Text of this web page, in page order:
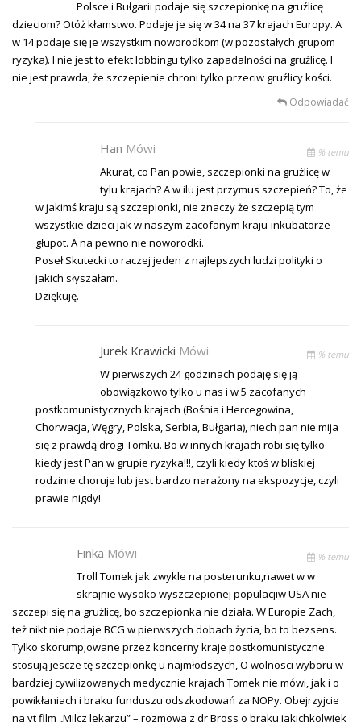
Polsce i Bułgarii podaje się szczepionkę na gruźlicę
dzieciom? Otóż kłamstwo. Podaje je się w 34 na 37 krajach Europy. A
w 14 podaje się je wszystkim noworodkom (w pozostałych grupom
ryzyka). I nie jest to efekt lobbingu tylko zapadalności na gruźlicę. I
nie jest prawda, że szczepienie chroni tylko przeciw gruźlicy kości.
Odpowiadać
Han Mówi % temu
Akurat, co Pan powie, szczepionki na gruźlicę w
tylu krajach? A w ilu jest przymus szczepień? To, że
w jakimś kraju są szczepionki, nie znaczy że szczepią tym
wszystkie dzieci jak w naszym zacofanym kraju-inkubatorze
głupot. A na pewno nie noworodki.
Poseł Skutecki to raczej jeden z najlepszych ludzi polityki o
jakich słyszałam.
Dziękuję.
Jurek Krawicki Mówi % temu
W pierwszych 24 godzinach podaję się ją
obowiązkowo tylko u nas i w 5 zacofanych
postkomunistycznych krajach (Bośnia i Hercegowina,
Chorwacja, Węgry, Polska, Serbia, Bułgaria), niech pan nie mija
się z prawdą drogi Tomku. Bo w innych krajach robi się tylko
kiedy jest Pan w grupie ryzyka!!!, czyli kiedy ktoś w bliskiej
rodzinie choruje lub jest bardzo narażony na ekspozycje, czyli
prawie nigdy!
Finka Mówi % temu
Troll Tomek jak zwykle na posterunku,nawet w w
skrajnie wysoko wyszczepionej populacjiw USA nie
szczepi się na gruźlicę, bo szczepionka nie działa. W Europie Zach,
też nikt nie podaje BCG w pierwszych dobach życia, bo to bezsens.
Tylko skorump;owane przez koncerny kraje postkomunistyczne
stosują jescze tę szczepionkę u najmłodszych, O wolnosci wyboru w
bardziej cywilizowanych medycznie krajach Tomek nie mówi, jak i o
powikłaniach i braku funduszu odszkodowań za NOPy. Obejrzyjcie
na yt film „Milcz lekarzu” – rozmowa z dr Bross o braku jakichkolwiek